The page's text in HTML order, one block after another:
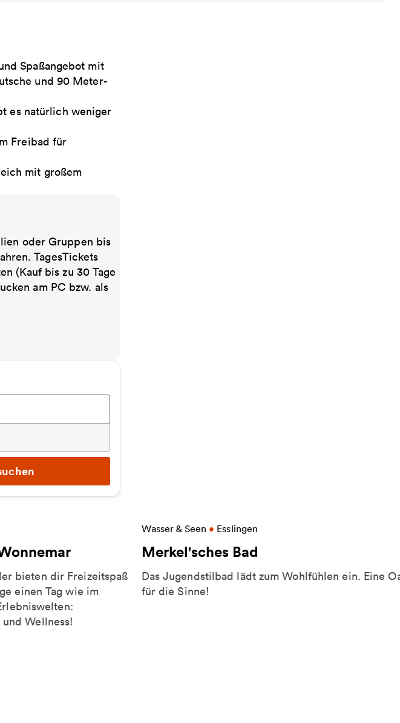
Spaßangebot mit
und 90 Meter-
es natürlich weniger
Freibad für
mit großem
oder Gruppen bis
TagesTickets
(Kauf bis zu 30 Tage
am PC bzw. als
bieten dir Freizeitspaß
einen Tag wie im
Wellness!
Backnang WonnemarWasser & Seen • Esslingen
Merkel'sches Bad
Das Jugendstilbad lädt zum Wohlfühlen ein. Eine
für die Sinne!
Weitere Informationen zu Merkel'sches Bad